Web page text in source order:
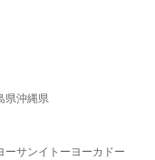
県沖縄県
ーサンイトーヨーカドー